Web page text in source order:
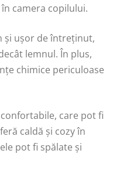
camera copilului.
și ușor de întreținut,
lemnul. În plus,
chimice periculoase
care pot fi
caldă și cozy în
pot fi spălate și